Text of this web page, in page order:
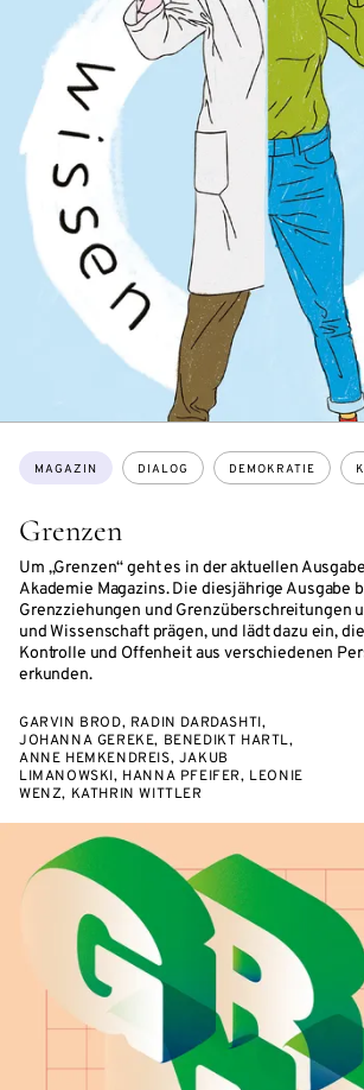
Grenzen
Um „Grenzen“ geht es in der aktuellen
Akademie Magazins. Die diesjährige Ausgabe
Grenzziehungen und Grenzüberschreitungen
und Wissenschaft prägen, und lädt dazu ein,
Kontrolle und Offenheit aus verschiedenen
erkunden.
Themen:
MAGAZIN DIALOG DEMOKRATIE
GARVIN BROD, RADIN DARDASHTI,
JOHANNA GEREKE, BENEDIKT HARTL,
ANNE HEMKENDREIS, JAKUB
LIMANOWSKI, HANNA PFEIFER, LEONIE
WENZ, KATHRIN WITTLER